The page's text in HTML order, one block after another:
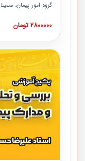
گروه امور پیمان،
های عمرانی» چالش
است که در محل
مدارک پیمان به
2800000 تومان